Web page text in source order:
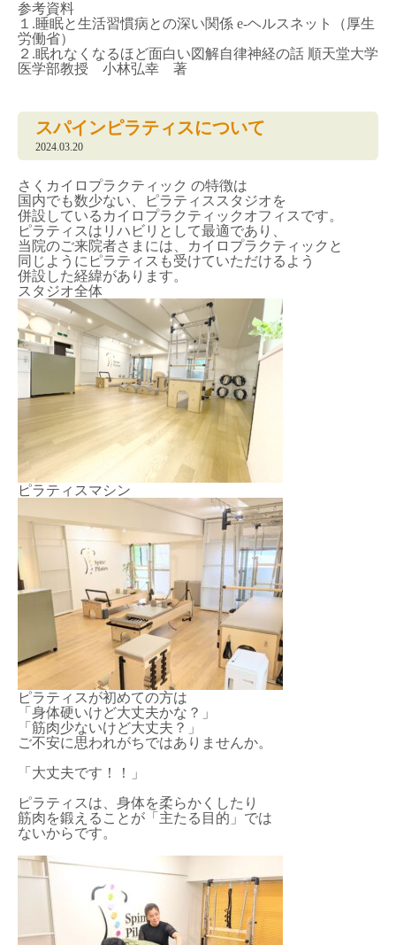
参考資料
１.睡眠と生活習慣病との深い関係 e-ヘルスネット（厚生
労働省）
２.眠れなくなるほど面白い図解自律神経の話 順天堂大学
医学部教授 小林弘幸 著
スパインピラティスについて
2024.03.20
さくカイロプラクティック の特徴は
国内でも数少ない、ピラティススタジオを
併設しているカイロプラクティックオフィスです。
ピラティスはリハビリとして最適であり、
当院のご来院者さまには、カイロプラクティックと
同じようにピラティスも受けていただけるよう
併設した経緯があります。
スタジオ全体
ピラティスマシン
ピラティスが初めての方は
「身体硬いけど大丈夫かな？」
「筋肉少ないけど大丈夫？」
ご不安に思われがちではありませんか。
「大丈夫です！！」
ピラティスは、身体を柔らかくしたり
筋肉を鍛えることが「主たる目的」では
ないからです。